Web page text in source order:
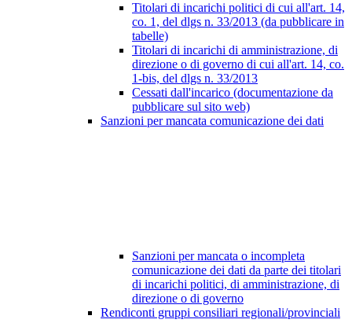
Titolari di incarichi politici di cui all'art. 14,
co. 1, del dlgs n. 33/2013 (da pubblicare in
tabelle)
Titolari di incarichi di amministrazione, di
direzione o di governo di cui all'art. 14, co.
1-bis, del dlgs n. 33/2013
Cessati dall'incarico (documentazione da
pubblicare sul sito web)
Sanzioni per mancata comunicazione dei dati
Sanzioni per mancata o incompleta
comunicazione dei dati da parte dei titolari
di incarichi politici, di amministrazione, di
direzione o di governo
Rendiconti gruppi consiliari regionali/provinciali